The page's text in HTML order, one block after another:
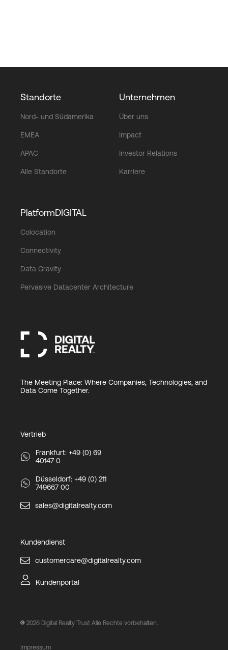
Standorte
Nord- und Südamerika
EMEA
APAC
Alle Standorte
Unternehmen
Über uns
Impact
Investor Relations
Karriere
PlatformDIGITAL
Colocation
Connectivity
Data Gravity
Pervasive Datacenter Architecture
The Meeting Place: Where Companies, Technologies, and
Data Come Together.
Vertrieb
Frankfurt: +49 (0) 69
40147 0
Düsseldorf: +49 (0) 211
749667 00
sales@digitalrealty.com
Kundendienst
customercare@digitalrealty.com
Kundenportal
2026 Digital Realty Trust Alle Rechte vorbehalten.
Impressum